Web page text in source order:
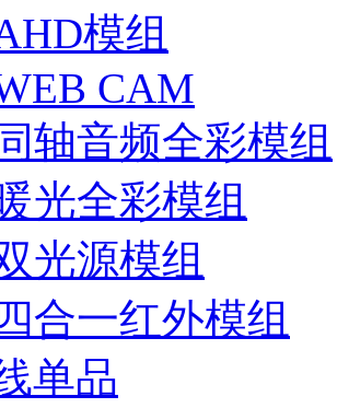
模组
CAM
轴音频全彩模组
光全彩模组
光源模组
四合一红外模组
单品